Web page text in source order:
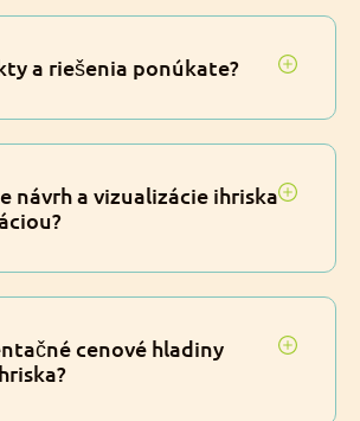
a riešenia ponúkate?
návrh a vizualizácie ihriska
cenové hladiny